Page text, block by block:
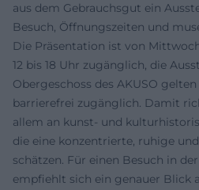
aus dem Gebrauchsgut ein
Besuch, Öffnungszeiten und
Die Präsentation ist von
12 bis 18 Uhr zugänglich, die
Obergeschoss des AKUSO
barrierefrei zugänglich. Damit
allem an kunst- und
die eine konzentrierte, ruhige
schätzen. Für einen Besuch in
empfiehlt sich ein genauer Blick